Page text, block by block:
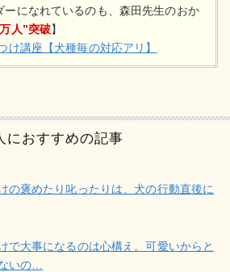
ーになれているのも、森田先生のおか
人”突破】
け講座【犬種毎の対応アリ】
におすすめの記事
の褒めたり叱ったりは、犬の行動直後に
で大事になるのは心構え。可愛いからと
いの…